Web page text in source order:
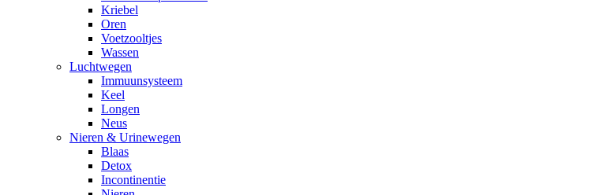
Kriebel
Oren
Voetzooltjes
Wassen
Luchtwegen
Immuunsysteem
Keel
Longen
Neus
Nieren & Urinewegen
Blaas
Detox
Incontinentie